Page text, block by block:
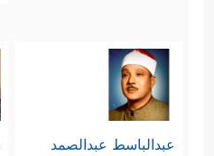
عبدالباسط عبدالصمد